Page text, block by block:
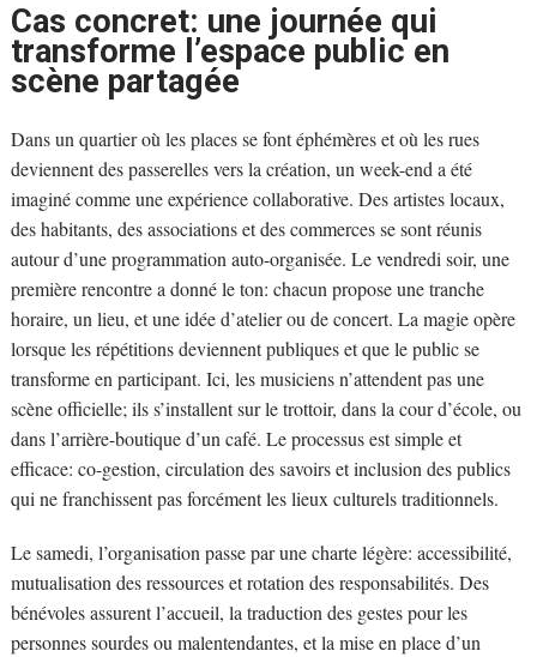
Cas concret: une journée qui
transforme l’espace public en
scène partagée
Dans un quartier où les places se font éphémères et où les rues
deviennent des passerelles vers la création, un week-end a été
imaginé comme une expérience collaborative. Des artistes locaux,
des habitants, des associations et des commerces se sont réunis
autour d’une programmation auto-organisée. Le vendredi soir, une
première rencontre a donné le ton: chacun propose une tranche
horaire, un lieu, et une idée d’atelier ou de concert. La magie opère
lorsque les répétitions deviennent publiques et que le public se
transforme en participant. Ici, les musiciens n’attendent pas une
scène officielle; ils s’installent sur le trottoir, dans la cour d’école, ou
dans l’arrière-boutique d’un café. Le processus est simple et
efficace: co-gestion, circulation des savoirs et inclusion des publics
qui ne franchissent pas forcément les lieux culturels traditionnels.
Le samedi, l’organisation passe par une charte légère: accessibilité,
mutualisation des ressources et rotation des responsabilités. Des
bénévoles assurent l’accueil, la traduction des gestes pour les
personnes sourdes ou malentendantes, et la mise en place d’un